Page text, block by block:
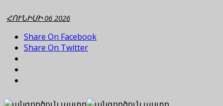
ՀՈՒՆԻՍԻ 06 2026
Share On Facebook
Share On Twitter